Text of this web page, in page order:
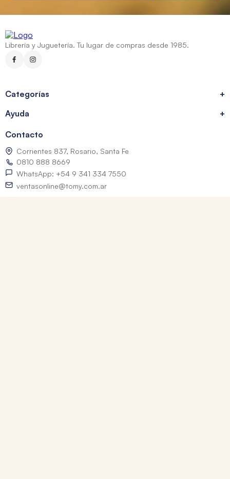
Librería y Juguetería. Tu lugar de compras desde 1985.
Categorías
+
Ayuda
+
Contacto
Corrientes 837, Rosario, Santa Fe
0810 888 8669
WhatsApp: +54 9 341 334 7550
ventasonline@tomy.com.ar